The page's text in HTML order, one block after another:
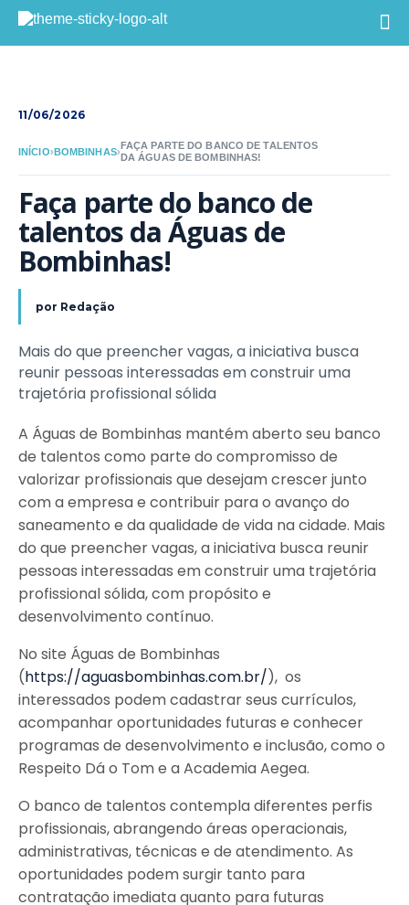
11/06/2026
INÍCIO›BOMBINHAS›
FAÇA PARTE DO BANCO DE TALENTOS
DA ÁGUAS DE BOMBINHAS!
Faça parte do banco de
talentos da Águas de
Bombinhas!
por Redação
Mais do que preencher vagas, a iniciativa busca
reunir pessoas interessadas em construir uma
trajetória profissional sólida
A Águas de Bombinhas mantém aberto seu banco
de talentos como parte do compromisso de
valorizar profissionais que desejam crescer junto
com a empresa e contribuir para o avanço do
saneamento e da qualidade de vida na cidade. Mais
do que preencher vagas, a iniciativa busca reunir
pessoas interessadas em construir uma trajetória
profissional sólida, com propósito e
desenvolvimento contínuo.
No site Águas de Bombinhas
(https://aguasbombinhas.com.br/), os
interessados podem cadastrar seus currículos,
acompanhar oportunidades futuras e conhecer
programas de desenvolvimento e inclusão, como o
Respeito Dá o Tom e a Academia Aegea.
O banco de talentos contempla diferentes perfis
profissionais, abrangendo áreas operacionais,
administrativas, técnicas e de atendimento. As
oportunidades podem surgir tanto para
contratação imediata quanto para futuras